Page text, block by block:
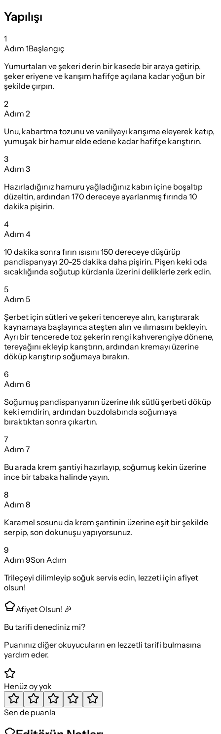
Yapılışı
1
Adım 1Başlangıç
Yumurtaları ve şekeri derin bir kasede bir araya getirip,
şeker eriyene ve karışım hafifçe açılana kadar yoğun bir
şekilde çırpın.
2
Adım 2
Unu, kabartma tozunu ve vanilyayı karışıma eleyerek katıp,
yumuşak bir hamur elde edene kadar hafifçe karıştırın.
3
Adım 3
Hazırladığınız hamuru yağladığınız kabın içine boşaltıp
düzeltin, ardından 170 dereceye ayarlanmış fırında 10
dakika pişirin.
4
Adım 4
10 dakika sonra fırın ısısını 150 dereceye düşürüp
pandispanyayı 20-25 dakika daha pişirin. Pişen keki oda
sıcaklığında soğutup kürdanla üzerini deliklerle zerk edin.
5
Adım 5
Şerbet için sütleri ve şekeri tencereye alın, karıştırarak
kaynamaya başlayınca ateşten alın ve ılımasını bekleyin.
Ayrı bir tencerede toz şekerin rengi kahverengiye dönene,
tereyağını ekleyip karıştırın, ardından kremayı üzerine
döküp karıştırıp soğumaya bırakın.
6
Adım 6
Soğumuş pandispanyanın üzerine ılık sütlü şerbeti döküp
keki emdirin, ardından buzdolabında soğumaya
bıraktıktan sonra çıkartın.
7
Adım 7
Bu arada krem şantiyi hazırlayıp, soğumuş kekin üzerine
ince bir tabaka halinde yayın.
8
Adım 8
Karamel sosunu da krem şantinin üzerine eşit bir şekilde
serpip, son dokunuşu yapıyorsunuz.
9
Adım 9Son Adım
Trileçeyi dilimleyip soğuk servis edin, lezzeti için afiyet
olsun!
Afiyet Olsun! 🎉
Bu tarifi denediniz mi?
Puanınız diğer okuyucuların en lezzetli tarifi bulmasına
yardım eder.
Henüz oy yok
Sen de puanla